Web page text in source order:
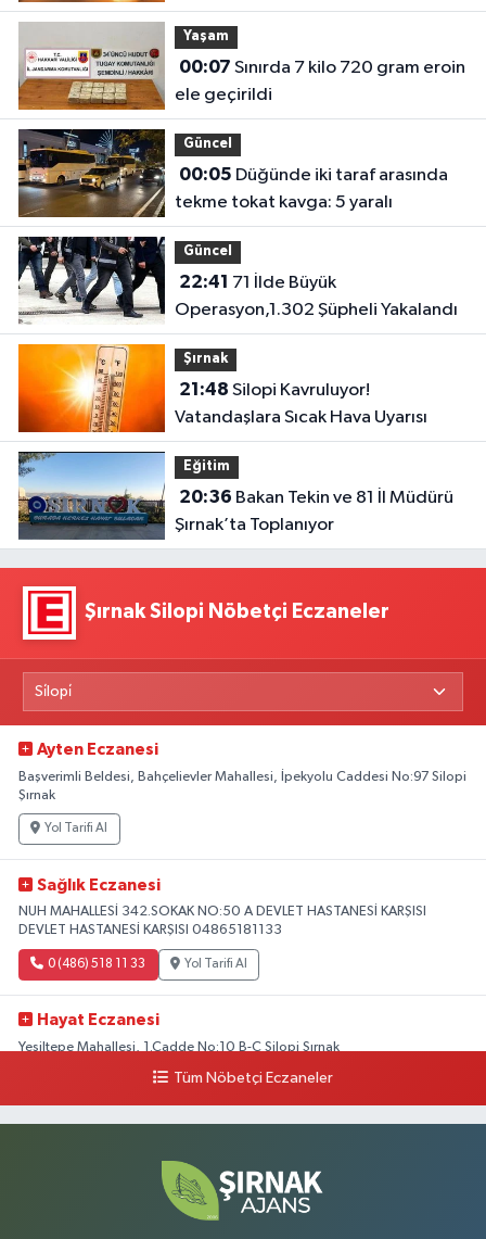
Yaşam
00:07
ele geçirildi
Güncel
00:05
tekme tokat kavga: 5 yaralı
Güncel
22:41
Operasyon,1.302 Şüpheli Yakalandı
Şırnak
21:48
Vatandaşlara Sıcak Hava Uyarısı
Eğitim
20:36
Şırnak’ta Toplanıyor
Şırnak Silopi Nöbetçi Eczaneler
Ayten Eczanesi
Başverimli Beldesi, Bahçelievler Mahallesi, İpekyolu Caddesi No:97 Silopi
Şırnak
Yol Tarifi Al
Sağlık Eczanesi
NUH MAHALLESİ 342.SOKAK NO:50 A DEVLET HASTANESİ KARŞISI
DEVLET HASTANESİ KARŞISI 04865181133
0 (486) 518 11 33 Yol Tarifi Al
Hayat Eczanesi
Yeşiltepe Mahallesi, 1.Cadde No:10 B-C Silopi Şırnak
Yol Tarifi Al
Yenişehir Mahallesi, 8.Cadde No:53 A Silopi Şırnak
Yol Tarifi Al
Tüm Nöbetçi Eczaneler